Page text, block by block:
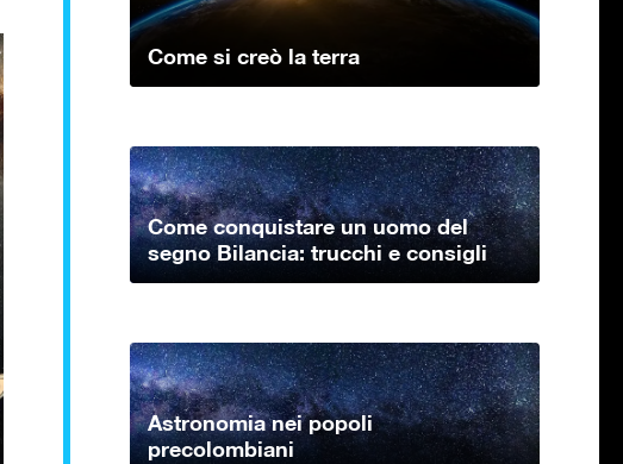
Come si creò la terra
Come conquistare un uomo del
segno Bilancia: trucchi e consigli
Astronomia nei popoli
precolombiani